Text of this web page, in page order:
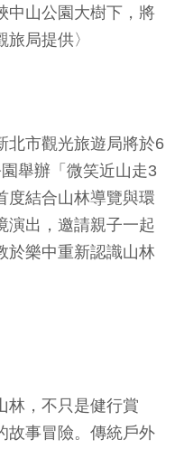
中山公園大樹下，將
局提供〉
北市觀光旅遊局將於6
舉辦「微笑近山走3
度結合山林導覽與環
演出，邀請親子一起
於樂中重新認識山林
林，不只是健行賞
故事冒險。傳統戶外